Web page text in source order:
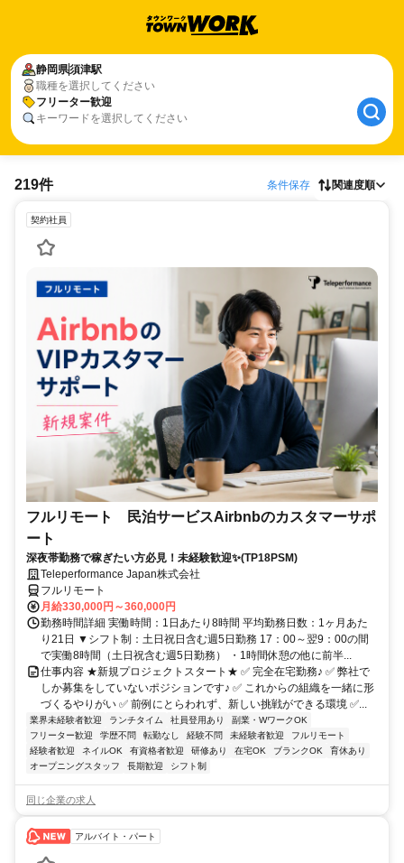
静岡県須津駅
職種を選択してください
フリーター歓迎
キーワードを選択してください
219件 条件保存 関連度順
契約社員
フルリモート 民泊サービスAirbnbのカスタマーサポ
ート
深夜帯勤務で稼ぎたい方必見！未経験歓迎✨(TP18PSM)
Teleperformance Japan株式会社
フルリモート
月給330,000円～360,000円
勤務時間詳細 実働時間：1日あたり8時間 平均勤務日数：1ヶ月あた
り21日 ▼シフト制：土日祝日含む週5日勤務 17：00～翌9：00の間
で実働8時間（土日祝含む週5日勤務） ・1時間休憩の他に前半...
仕事内容 ★新規プロジェクトスタート★ ✅ 完全在宅勤務♪ ✅ 弊社で
しか募集をしていないポジションです♪ ✅ これからの組織を一緒に形
づくるやりがい ✅ 前例にとらわれず、新しい挑戦ができる環境 ✅...
業界未経験者歓迎 ランチタイム 社員登用あり
副業・WワークOK
フリーター歓迎
学歴不問 転勤なし 経験不問 未経験者歓迎
フルリモート
経験者歓迎
ネイルOK 有資格者歓迎 研修あり 在宅OK ブランクOK
育休あり
オープニングスタッフ
長期歓迎 シフト制
同じ企業の求人
アルバイト・パート